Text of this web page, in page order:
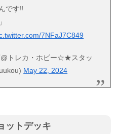
です‼
7NFaJ7C849
トレカ・ホビー☆★スタッ
May 22, 2024
ットデッキ